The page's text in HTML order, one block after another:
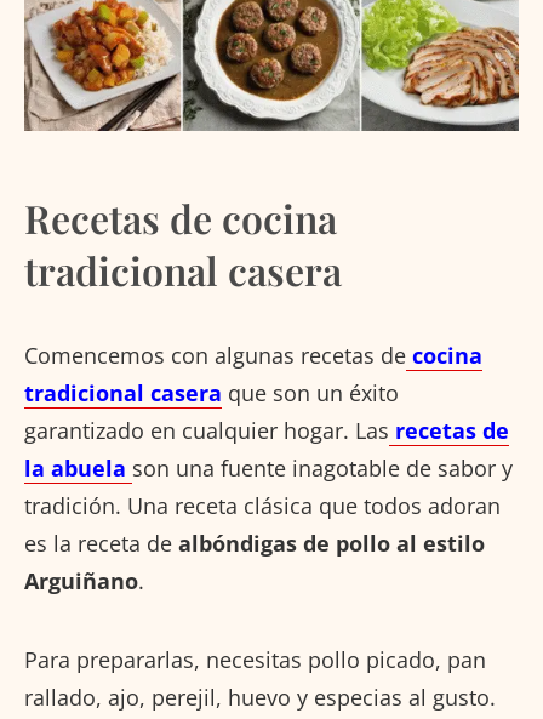
Recetas de cocina
tradicional casera
Comencemos con algunas recetas de cocina
tradicional casera que son un éxito
garantizado en cualquier hogar. Las recetas de
la abuela son una fuente inagotable de sabor y
tradición. Una receta clásica que todos adoran
es la receta de albóndigas de pollo al estilo
Arguiñano.
Para prepararlas, necesitas pollo picado, pan
rallado, ajo, perejil, huevo y especias al gusto.